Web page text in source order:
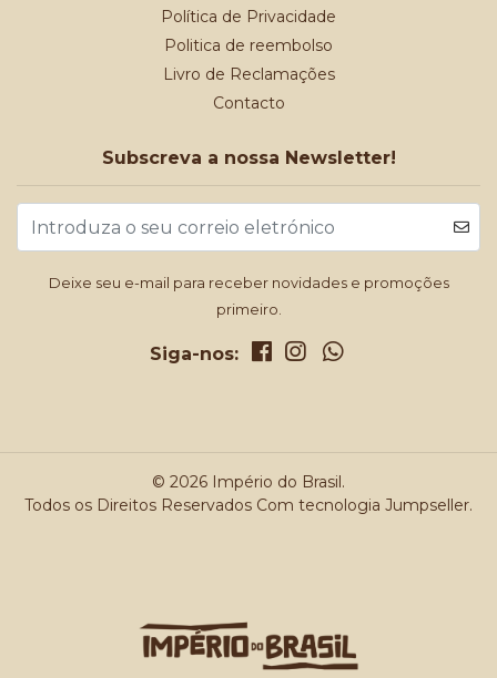
Política de Privacidade
Politica de reembolso
Livro de Reclamações
Contacto
Subscreva a nossa Newsletter!
Deixe seu e-mail para receber novidades e promoções
primeiro.
Siga-nos:
© 2026 Império do Brasil.
Todos os Direitos Reservados Com tecnologia Jumpseller.